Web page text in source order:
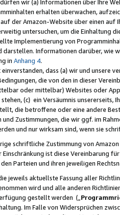
wir (a) Informationen über Ihre
erhalten überwachen,
der Amazon-Website über einen
untersuchen, um die Einhaltung
Implementierung von
Informationen darüber, wie
in Anhang 4.
dass (a) wir und
die von den in dieser
oder mittelbar) Websites oder
(c) ein Versäumnis unsererseits,
die betroffene oder eine andere
Zustimmungen, die wir ggf. im
und nur wirksam sind, wenn sie
schriftliche Zustimmung von
ist diese Vereinbarung
Parteien und ihren jeweiligen
jeweils aktuellste Fassung aller
wird und alle anderen
gestellt werden („
Im Falle von Widersprüchen